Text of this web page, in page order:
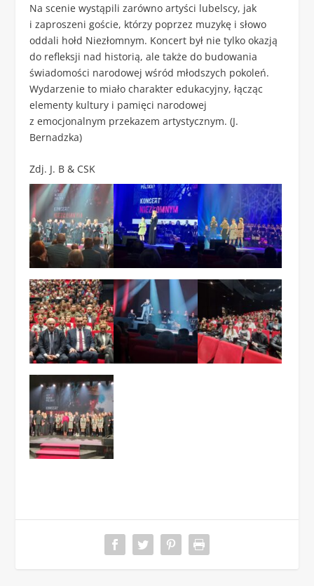
Na scenie wystąpili zarówno artyści lubelscy, jak
i zaproszeni goście, którzy poprzez muzykę i słowo
oddali hołd Niezłomnym. Koncert był nie tylko okazją
do refleksji nad historią, ale także do budowania
świadomości narodowej wśród młodszych pokoleń.
Wydarzenie to miało charakter edukacyjny, łącząc
elementy kultury i pamięci narodowej
z emocjonalnym przekazem artystycznym. (J.
Bernadzka)
Zdj. J. B & CSK